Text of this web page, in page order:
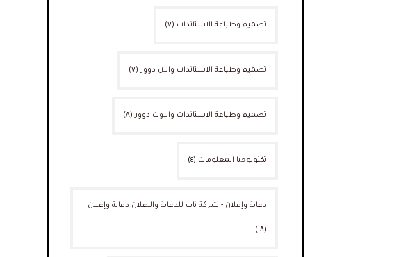
تصميم وطباعة الاستاندات (٧)
تصميم وطباعة الاستاندات والان دوور (٧)
تصميم وطباعة الاستاندات والاوت دوور (٨)
تكنولوجيا المعلومات (٤)
دعاية وإعلان - شركة ناب للدعاية والاعلان دعاية وإعلان
(١٨)